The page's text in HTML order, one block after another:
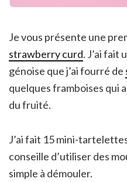
Je vous présente une
strawberry curd. J’ai fait
génoise que j’ai fourré de
quelques framboises qui
du fruité.
J’ai fait 15 mini-
conseille d’utiliser des
simple à démouler.